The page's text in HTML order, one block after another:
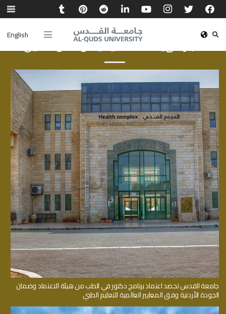
Englishأخبار الهيئة الأكاديمية والموظفين
جامعة القدس تحصد اعتماد برنامج دكتور في الطب من هيئة الاعتماد وضمان
الجودة الأردنية وفق المعايير العالمية للتعليم الطبي